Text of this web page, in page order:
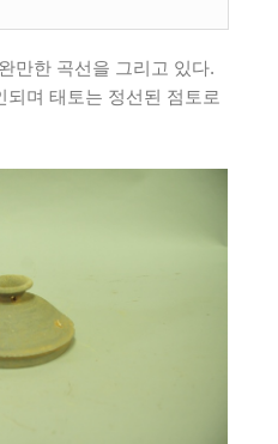
만한 곡선을 그리고 있다.
며 태토는 정선된 점토로